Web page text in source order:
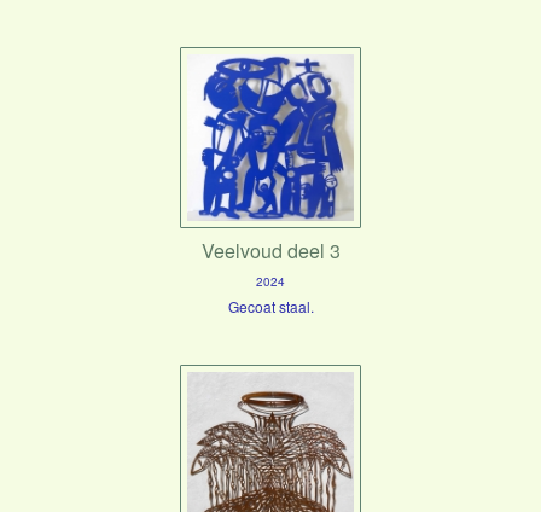
Veelvoud deel 3
2024
Gecoat staal.